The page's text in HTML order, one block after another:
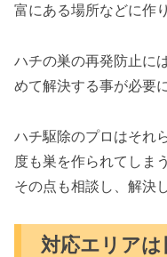
富にある場所などに作
ハチの巣の再発防止に
めて解決する事が必要
ハチ駆除のプロはそれ
度も巣を作られてしま
その点も相談し、解決
対応エリアは